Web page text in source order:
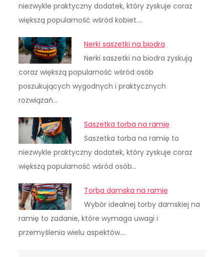
niezwykle praktyczny dodatek, który zyskuje coraz
większą popularność wśród kobiet.…
Nerki saszetki na biodra
Nerki saszetki na biodra zyskują
coraz większą popularność wśród osób
poszukujących wygodnych i praktycznych
rozwiązań…
Saszetka torba na ramię
Saszetka torba na ramię to
niezwykle praktyczny dodatek, który zyskuje coraz
większą popularność wśród osób…
Torba damska na ramię
Wybór idealnej torby damskiej na
ramię to zadanie, które wymaga uwagi i
przemyślenia wielu aspektów.…